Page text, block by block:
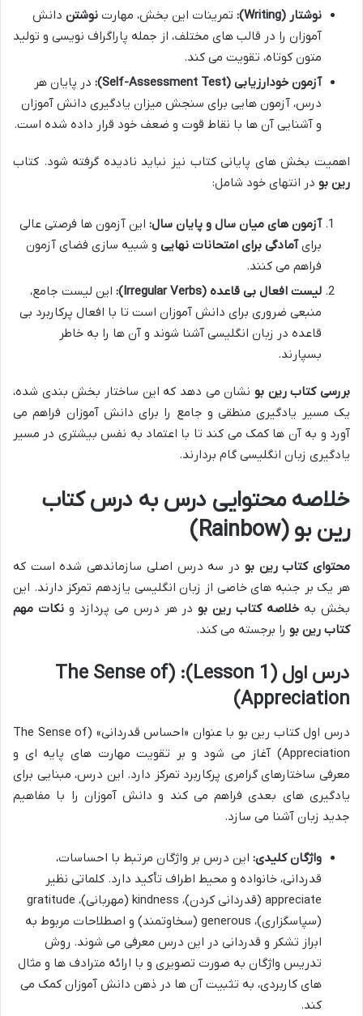
نوشتار (Writing): تمرینات این بخش، مهارت نوشتن دانش
آموزان را در قالب های مختلف، از جمله پاراگراف نویسی و تولید
متون کوتاه، تقویت می کند.
آزمون خودارزیابی (Self-Assessment Test):
در پایان هر
درس، آزمون هایی برای سنجش میزان یادگیری دانش آموزان
و آشنایی آن ها با نقاط قوت و ضعف خود قرار داده شده است.
اهمیت بخش های پایانی کتاب نیز نباید نادیده گرفته شود. کتاب
رین بو در انتهای خود شامل:
آزمون های میان سال و پایان سال: این آزمون ها فرصتی عالی
برایآمادگی برای امتحانات نهایی و شبیه سازی فضای آزمون
فراهم می کنند.
لیست افعال بی قاعده (Irregular Verbs):
این لیست جامع،
منبعی ضروری برای دانش آموزان است تا با افعال پرکاربرد بی
قاعده در زبان انگلیسی آشنا شوند و آن ها را به خاطر
بسپارند.
بررسی کتاب رین بو نشان می دهد که این ساختار بخش بندی شده،
یک مسیر یادگیری منطقی و جامع را برای دانش آموزان فراهم می
آورد و به آن ها کمک می کند تا با اعتماد به نفس بیشتری در مسیر
یادگیری زبان انگلیسی گام بردارند.
خلاصه محتوایی درس به درس کتاب
رین بو (Rainbow)
محتوای کتاب رین بو در سه درس اصلی سازماندهی شده است که
هر یک بر جنبه های خاصی از زبان انگلیسی یازدهم تمرکز دارند. این
بخش به خلاصه کتاب رین بودر هر درس می پردازد ونکات مهم
کتاب رین بو را برجسته می کند.
درس اول (Lesson 1): (The Sense of
Appreciation)
درس اول کتاب رین بو با عنوان «احساس قدردانی» (The Sense of
Appreciation) آغاز می شود و بر تقویت مهارت های پایه ای و
معرفی ساختارهای گرامری پرکاربرد تمرکز دارد. این درس، مبنایی برای
یادگیری های بعدی فراهم می کند و دانش آموزان را با مفاهیم
جدید زبان آشنا می سازد.
واژگان کلیدی: این درس بر واژگان مرتبط با احساسات،
قدردانی، خانواده و محیط اطراف تأکید دارد. کلماتی نظیر
appreciate (قدردانی کردن)، kindness (مهربانی)، gratitude
(سپاسگزاری)، generous (سخاوتمند) و اصطلاحات مربوط به
ابراز تشکر و قدردانی در این درس معرفی می شوند. روش
تدریس واژگان به صورت تصویری و با ارائه مترادف ها و مثال
های کاربردی، به تثبیت آن ها در ذهن دانش آموزان کمک می
کند.